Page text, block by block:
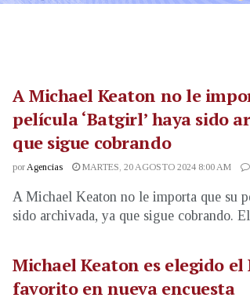
A Michael Keaton no le
película ‘Batgirl’ haya sido
que sigue cobrando
porAgencias MARTES, 20 AGOSTO 2024 8:00 AM
A Michael Keaton no le importa que su
sido archivada, ya que sigue cobrando.
Michael Keaton es elegido
favorito en nueva encuesta